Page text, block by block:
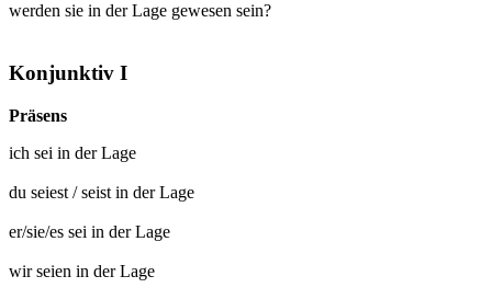
werden sie in der Lage gewesen sein?
Konjunktiv I
Präsens
ich sei in der Lage
du seiest /seist in der Lage
er/sie/es sei in der Lage
wirseien in der Lage